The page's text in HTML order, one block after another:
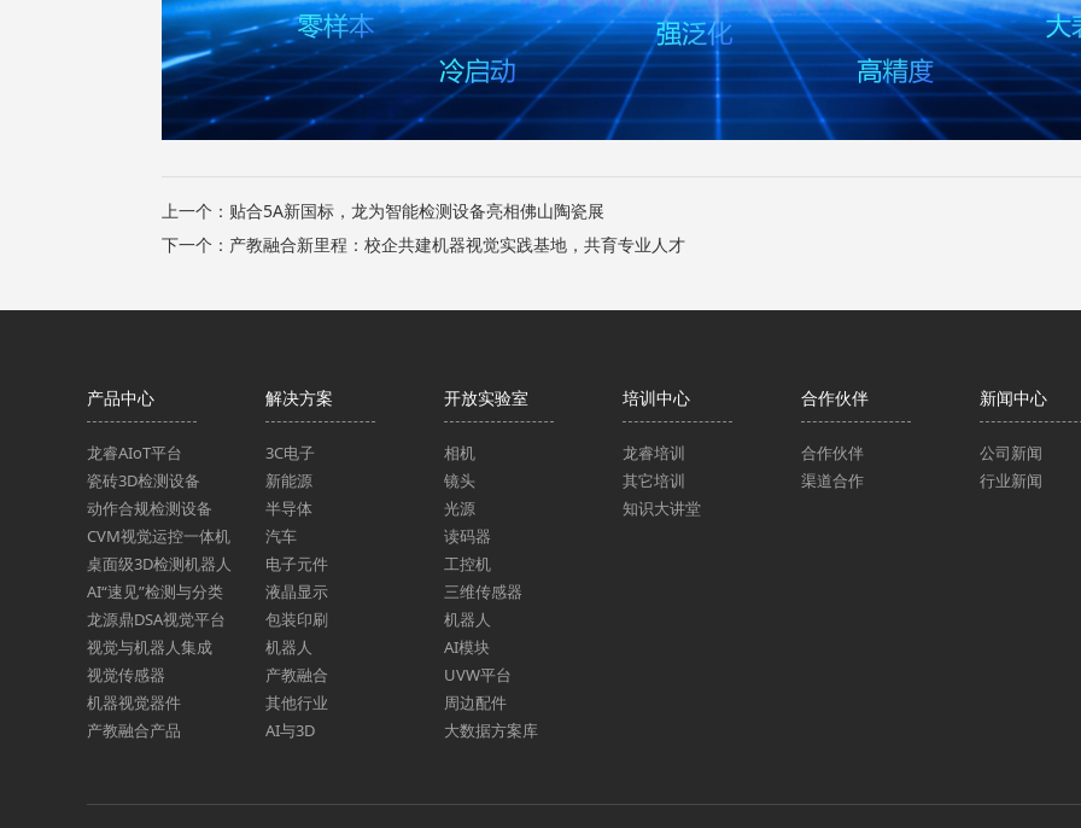
上一个： 贴合5A新国标，龙为智能检测设备亮相佛山陶瓷展
下一个： 产教融合新里程：校企共建机器视觉实践基地，共育专业人才
产品中心
龙睿AIoT平台
瓷砖3D检测设备
动作合规检测设备
CVM视觉运控一体机
桌面级3D检测机器人
AI“速见”检测与分类
龙源鼎DSA视觉平台
视觉与机器人集成
视觉传感器
机器视觉器件
产教融合产品
解决方案
3C电子
新能源
半导体
汽车
电子元件
液晶显示
包装印刷
机器人
产教融合
其他行业
AI与3D
开放实验室
相机
镜头
光源
读码器
工控机
三维传感器
机器人
AI模块
UVW平台
周边配件
大数据方案库
培训中心
龙睿培训
其它培训
知识大讲堂
合作伙伴
合作伙伴
渠道合作
新闻中心
公司新闻
行业新闻